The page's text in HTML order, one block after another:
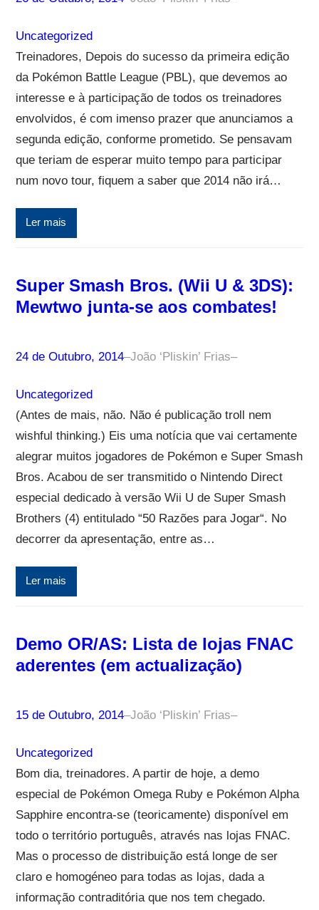
Uncategorized
Treinadores, Depois do sucesso da primeira edição
da Pokémon Battle League (PBL), que devemos ao
interesse e à participação de todos os treinadores
envolvidos, é com imenso prazer que anunciamos a
segunda edição, conforme prometido. Se pensavam
que teriam de esperar muito tempo para participar
num novo tour, fiquem a saber que 2014 não irá…
Ler mais
Super Smash Bros. (Wii U & 3DS):
Mewtwo junta-se aos combates!
24 de Outubro, 2014–João ‘Pliskin’ Frias–
Uncategorized
(Antes de mais, não. Não é publicação troll nem
wishful thinking.) Eis uma notícia que vai certamente
alegrar muitos jogadores de Pokémon e Super Smash
Bros. Acabou de ser transmitido o Nintendo Direct
especial dedicado à versão Wii U de Super Smash
Brothers (4) entitulado “50 Razões para Jogar“. No
decorrer da apresentação, entre as…
Ler mais
Demo OR/AS: Lista de lojas FNAC
aderentes (em actualização)
15 de Outubro, 2014–João ‘Pliskin’ Frias–
Uncategorized
Bom dia, treinadores. A partir de hoje, a demo
especial de Pokémon Omega Ruby e Pokémon Alpha
Sapphire encontra-se (teoricamente) disponível em
todo o território português, através nas lojas FNAC.
Mas o processo de distribuição está longe de ser
claro e homogéneo para todas as lojas, dada a
informação contraditória que nos tem chegado.